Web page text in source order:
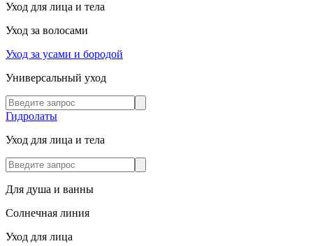
Уход для лица и тела
Уход за волосами
Уход за усами и бородой
Универсальный уход
Гидролаты
Уход для лица и тела
Для душа и ванны
Солнечная линия
Уход для лица